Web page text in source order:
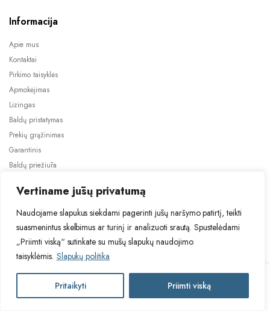
Vertiname jūsų privatumą
Naudojame slapukus siekdami pagerinti jūsų naršymo patirtį, teikti
suasmenintus skelbimus ar turinį ir analizuoti srautą. Spustelėdami
„Priimti viską“ sutinkate su mūsų slapukų naudojimo
taisyklėmis. Slapukų politika
Pritaikyti Priimti viską
G60(100)
Į krepšelį
Informacija
Apie mus
Kontaktai
Pirkimo taisyklės
Apmokėjimas
Lizingas
Baldų pristatymas
Prekių grąžinimas
Garantinis
Baldų priežiūra
2024 © Visos teisės saugomos. Be TauBaldai.lt sutikimo draudžiama
Asmens duomenų tvarkymas